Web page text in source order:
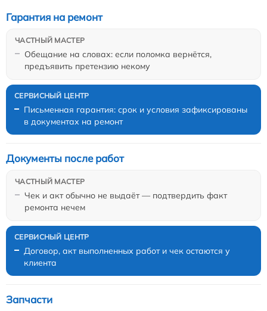
Обещание на словах: если поломка вернётся,
предъявить претензию некому
Гарантия на ремонт
Письменная гарантия: срок и условия зафиксированы
в документах на ремонт
Чек и акт обычно не выдаёт — подтвердить факт
ремонта нечем
Документы после работ
Договор, акт выполненных работ и чек остаются у
клиента
Запчасти